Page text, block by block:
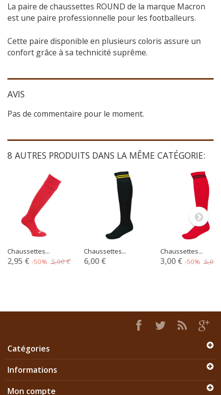
La paire de chaussettes ROUND de la marque Macron
est une paire professionnelle pour les footballeurs.
Cette paire disponible en plusieurs coloris assure un
confort grâce à sa technicité suprême.
AVIS
Pas de commentaire pour le moment.
8 AUTRES PRODUITS DANS LA MÊME CATÉGORIE:
Chaussettes...
2,95 € -50% 5,90 €
Chaussettes...
6,00 €
Chaussettes...
3,00 € -50% 6,00
Catégories
Informations
Mon compte